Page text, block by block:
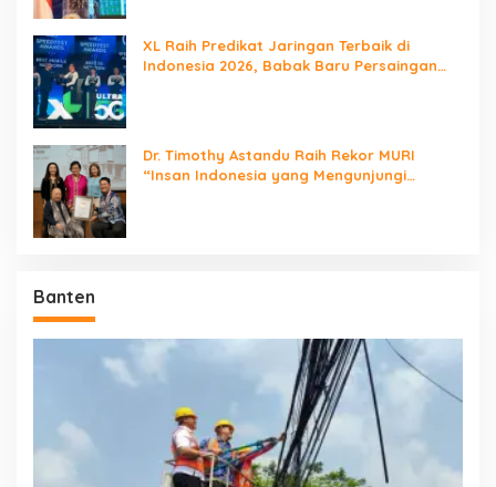
XL Raih Predikat Jaringan Terbaik di
Indonesia 2026, Babak Baru Persaingan
Dr. Timothy Astandu Raih Rekor MURI
“Insan Indonesia yang Mengunjungi
Banten